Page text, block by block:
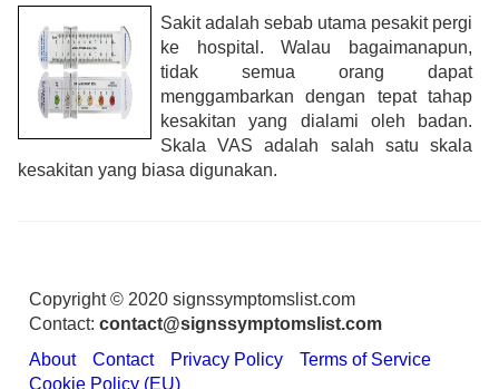
Sakit adalah sebab utama pesakit pergi
ke hospital. Walau bagaimanapun,
tidak semua orang dapat
menggambarkan dengan tepat tahap
kesakitan yang dialami oleh badan.
Skala VAS adalah salah satu skala
kesakitan yang biasa digunakan.
Copyright © 2020 signssymptomslist.com
Contact: contact@signssymptomslist.com
About
Contact Privacy Policy
Terms of Service
Cookie Policy (EU)